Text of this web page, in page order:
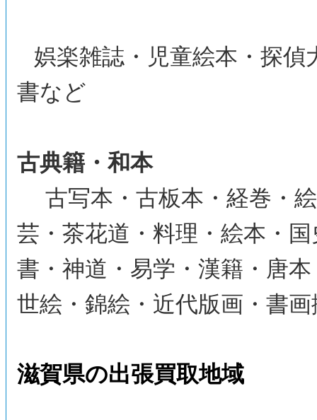
娯楽雑誌・児童絵本・探
書など
古典籍・和本
古写本・古板本・経巻・
芸・茶花道・料理・絵本・
書・神道・易学・漢籍・唐
世絵・錦絵・近代版画・書
滋賀県の出張買取地域